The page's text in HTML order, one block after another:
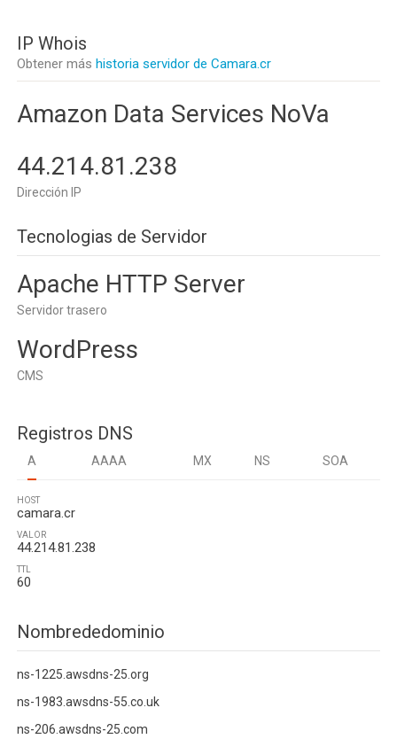
IP Whois
Obtener más historia servidor de Camara.cr
Amazon Data Services NoVa
44.214.81.238
Dirección IP
Tecnologias de Servidor
Apache HTTP Server
Servidor trasero
WordPress
CMS
Registros DNS
A AAAA MX NS SOA
HOST
camara.cr
VALOR
44.214.81.238
TTL
60
Nombrededominio
ns-1225.awsdns-25.org
ns-1983.awsdns-55.co.uk
ns-206.awsdns-25.com